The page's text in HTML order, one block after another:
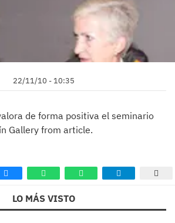
22/11/10 - 10:35
de forma positiva el seminario
Gallery from article.
LO MÁS VISTO